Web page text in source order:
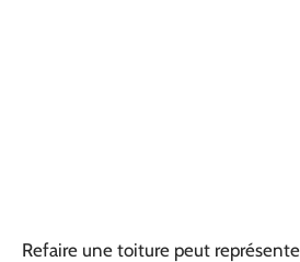
Refaire une toiture peut